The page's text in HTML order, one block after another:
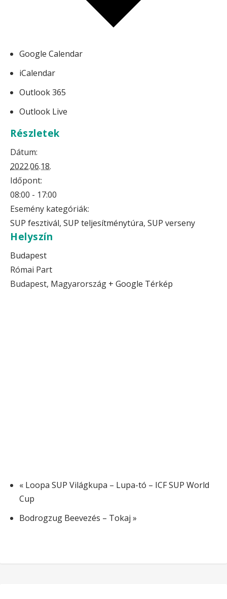
Google Calendar
iCalendar
Outlook 365
Outlook Live
Részletek
Dátum:
2022.06.18.
Időpont:
08:00 - 17:00
Esemény kategóriák:
SUP fesztivál, SUP teljesítménytúra, SUP verseny
Helyszín
Budapest
Római Part
Budapest, Magyarország + Google Térkép
« Loopa SUP Világkupa – Lupa-tó – ICF SUP World
Cup
Bodrogzug Beevezés – Tokaj»